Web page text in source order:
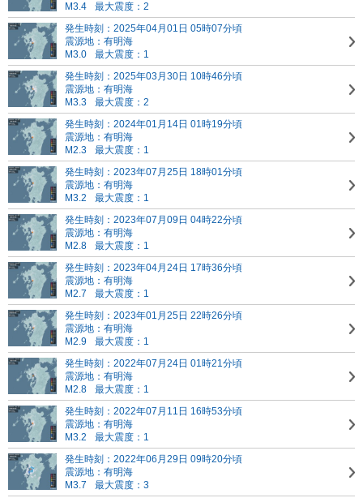
M3.4
最大震度：2
発生時刻：2025年04月01日 05時07分頃
震源地：有明海
M3.0
最大震度：1
発生時刻：2025年03月30日 10時46分頃
震源地：有明海
M3.3
最大震度：2
発生時刻：2024年01月14日 01時19分頃
震源地：有明海
M2.3
最大震度：1
発生時刻：2023年07月25日 18時01分頃
震源地：有明海
M3.2
最大震度：1
発生時刻：2023年07月09日 04時22分頃
震源地：有明海
M2.8
最大震度：1
発生時刻：2023年04月24日 17時36分頃
震源地：有明海
M2.7
最大震度：1
発生時刻：2023年01月25日 22時26分頃
震源地：有明海
M2.9
最大震度：1
発生時刻：2022年07月24日 01時21分頃
震源地：有明海
M2.8
最大震度：1
発生時刻：2022年07月11日 16時53分頃
震源地：有明海
M3.2
最大震度：1
発生時刻：2022年06月29日 09時20分頃
震源地：有明海
M3.7
最大震度：3